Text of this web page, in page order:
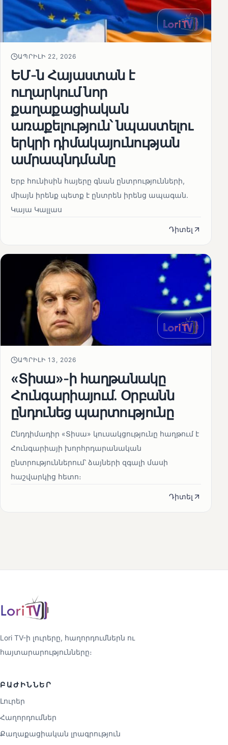
ԱՊՐԻԼԻ 22, 2026
ԵՄ-ն Հայաստան է
ուղարկում նոր
քաղաքացիական
առաքելություն՝ նպաստելու
երկրի դիմակայունության
ամրապնդմանը
Երբ հունիսին հայերը գնան ընտրությունների,
միայն իրենք պետք է ընտրեն իրենց ապագան.
Կայա Կալլաս
Դիտել
ԱՊՐԻԼԻ 13, 2026
«Տիսա»-ի հաղթանակը
Հունգարիայում․ Օրբանն
ընդունեց պարտությունը
Ընդդիմադիր «Տիսա» կուսակցությունը հաղթում է
Հունգարիայի խորհրդարանական
ընտրություններում՝ ձայների զգալի մասի
հաշվարկից հետո։
Դիտել
Lori TV-ի լուրերը, հաղորդումներն ու
հայտարարությունները։
ԲԱԺԻՆՆԵՐ
Լուրեր
Հաղորդումներ
Քաղաքացիական լրագրություն